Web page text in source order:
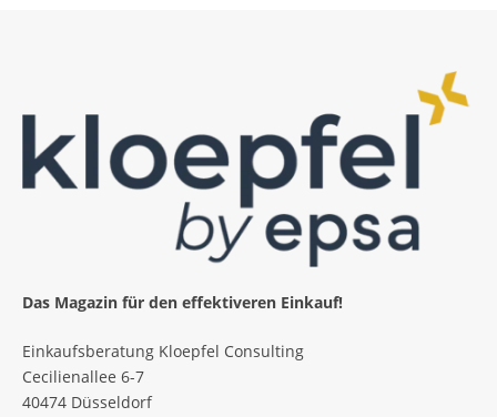
Das Magazin für den effektiveren Einkauf!
Einkaufsberatung Kloepfel Consulting
Cecilienallee 6-7
40474 Düsseldorf